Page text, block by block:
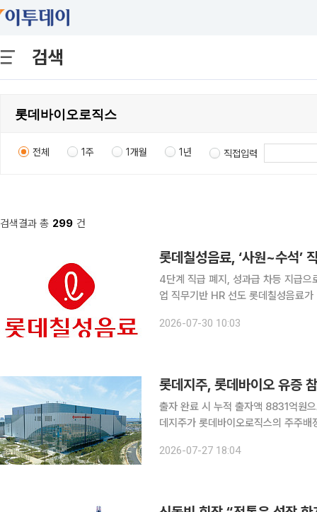
검색
전체 1주 1개월 1년 직접입력
검색결과 총 299 건
롯데칠성음료, ‘사원~수석’
4단계 직급 폐지, 성과급 차등 지급으
업 직무기반 HR 선도 롯데칠성음료가 낡은 연공서열식 인사제도를 폐지하고 성과와 직무 중심의 파
새로운 인사 시스템인 'GL(Growth
2026-07-30 10:03
롯데지주, 롯데바이오 유증
출자 완료 시 누적 출자액 8831억원
데지주가 롯데바이오로직스의 주주배정
했다고 27일 공시했다. 주금 납입 예
2026-07-27 18:04